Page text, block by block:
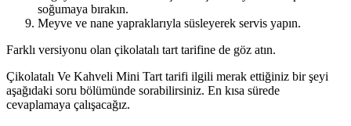
soğumaya bırakın.
Meyve ve nane yapraklarıyla süsleyerek servis yapın.
Farklı versiyonu olan çikolatalı tart tarifine de göz atın.
Çikolatalı Ve Kahveli Mini Tart tarifi ilgili merak ettiğiniz bir şeyi
aşağıdaki soru bölümünde sorabilirsiniz. En kısa sürede
cevaplamaya çalışacağız.